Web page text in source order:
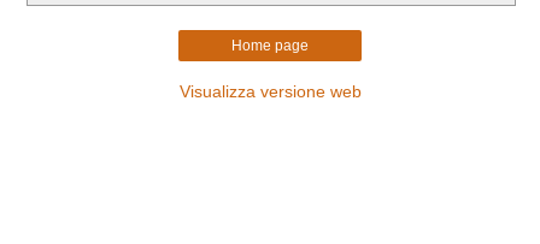
Home page
Visualizza versione web